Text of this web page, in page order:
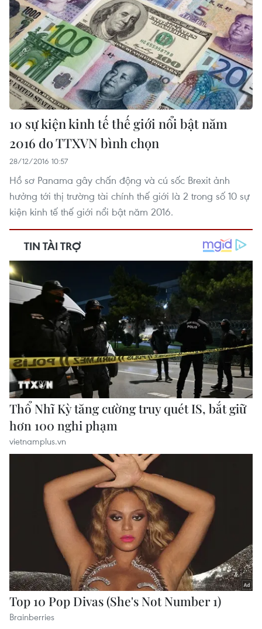
10 sự kiện kinh tế thế giới nổi bật năm
2016 do TTXVN bình chọn
28/12/2016 10:57
Hồ sơ Panama gây chấn động và cú sốc Brexit ảnh
hưởng tới thị trường tài chính thế giới là 2 trong số 10 sự
kiện kinh tế thế giới nổi bật năm 2016.